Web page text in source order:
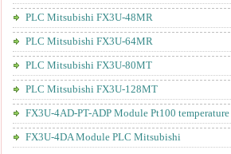
PLC Mitsubishi FX3U-48MR
PLC Mitsubishi FX3U-64MR
PLC Mitsubishi FX3U-80MT
PLC Mitsubishi FX3U-128MT
FX3U-4AD-PT-ADP Module Pt100 temperature
FX3U-4DA Module PLC Mitsubishi